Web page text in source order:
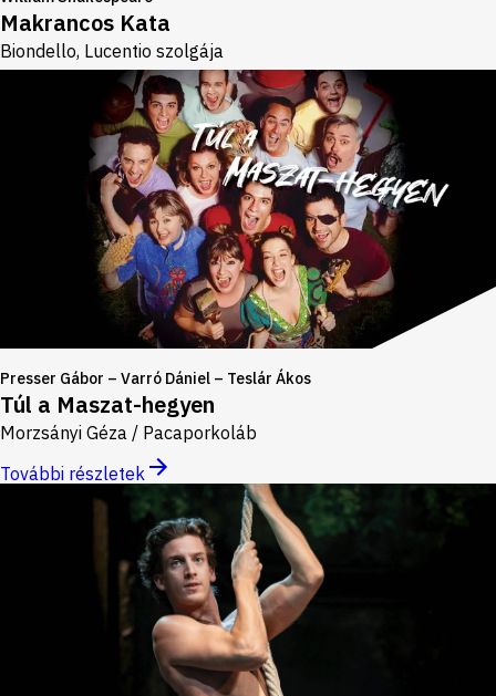
Makrancos Kata
Biondello, Lucentio szolgája
Presser Gábor – Varró Dániel – Teslár Ákos
Túl a Maszat-hegyen
Morzsányi Géza / Pacaporkoláb
További részletek